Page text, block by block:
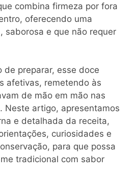
combina firmeza por fora
oferecendo uma
saborosa e que não requer
de preparar, esse doce
afetivas, remetendo às
de mão em mão nas
Neste artigo, apresentamos
e detalhada da receita,
curiosidades e
para que possa
tradicional com sabor